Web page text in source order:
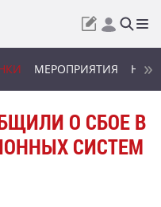
МЕРОПРИЯТИЯ
О СБОЕ В
СИСТЕМ